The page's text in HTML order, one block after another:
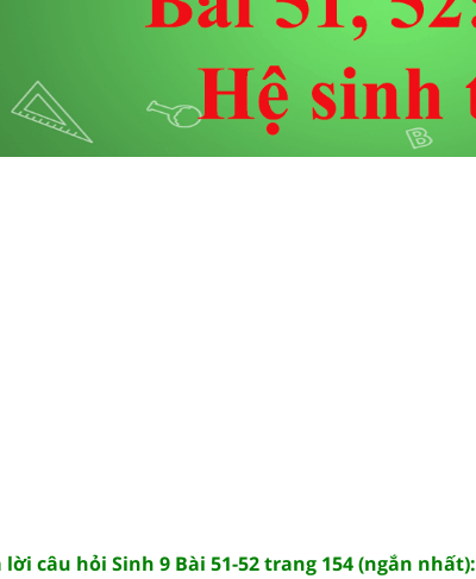
lời câu hỏi Sinh 9 Bài 51-52 trang 154 (ngắn nhất):